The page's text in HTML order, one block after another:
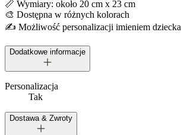
📏 Wymiary: około 20 cm x 23 cm
🎨 Dostępna w różnych kolorach
✍️ Możliwość personalizacji imieniem dziecka
Dodatkowe informacje
Personalizacja
Tak
Dostawa & Zwroty